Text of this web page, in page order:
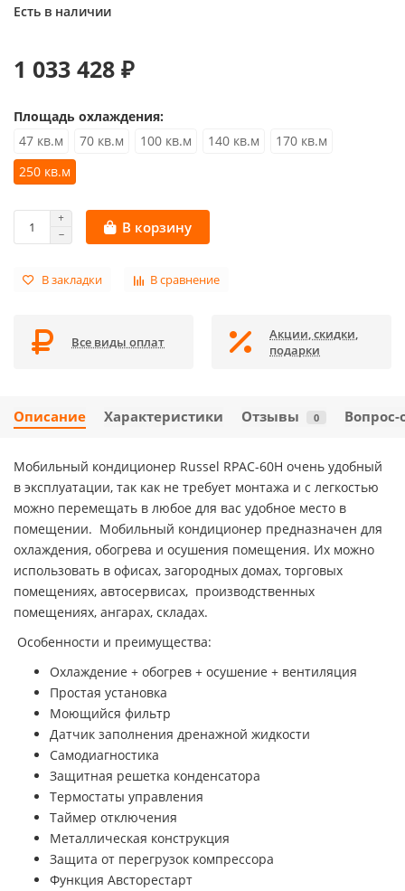
Есть в наличии
1 033 428 ₽
Площадь охлаждения:
47 кв.м
70 кв.м 100 кв.м 140 кв.м
170 кв.м
250 кв.м
В корзину
В закладки В сравнение
Все виды оплат
Акции, скидки,
подарки
Описание Характеристики Отзывы 0 Вопрос-
Мобильный кондиционер Russel RPAC-60H очень удобный
в эксплуатации, так как не требует монтажа и с легкостью
можно перемещать в любое для вас удобное место в
помещении. Мобильный кондиционер предназначен для
охлаждения, обогрева и осушения помещения. Их можно
использовать в офисах, загородных домах, торговых
помещениях, автосервисах, производственных
помещениях, ангарах, складах.
Особенности и преимущества:
Охлаждение + обогрев + осушение + вентиляция
Простая установка
Моющийся фильтр
Датчик заполнения дренажной жидкости
Самодиагностика
Защитная решетка конденсатора
Термостаты управления
Таймер отключения
Металлическая конструкция
Защита от перегрузок компрессора
Функция Австорестарт